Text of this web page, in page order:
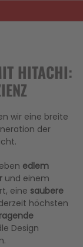
HITACHI:
wir eine breite
der
edlem
und einem
eine saubere
höchsten
Design